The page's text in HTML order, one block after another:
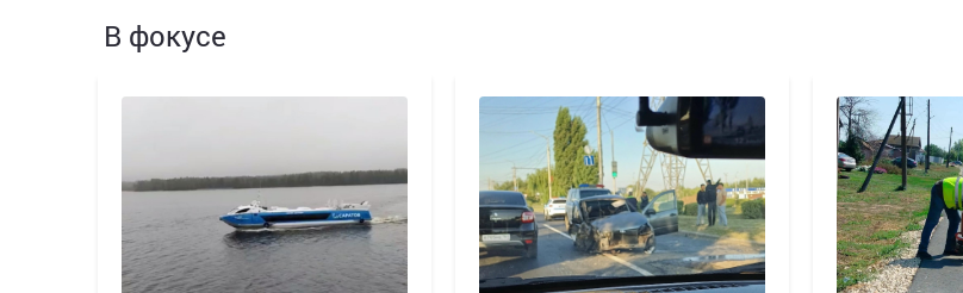
В фокусе